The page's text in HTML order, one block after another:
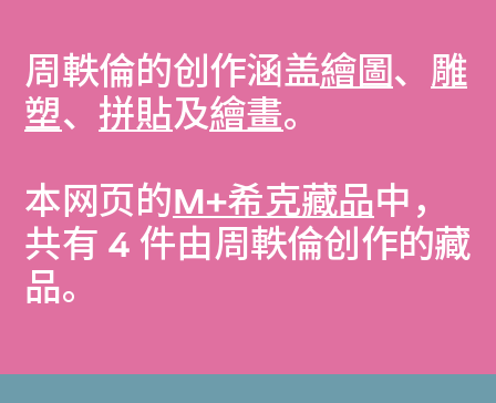
周軼倫的创作涵盖繪圖、 雕
塑、 拼貼及繪畫。
本网页的M+希克藏品中，
共有 4 件由周軼倫创作的藏
品。